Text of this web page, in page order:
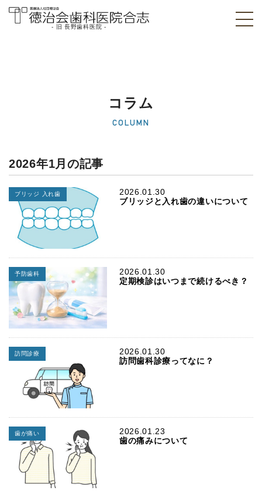
医院]｜熊本県合志
- 旧 長野歯科医院 -
コラム
COLUMN
2026年1月の記事
2026.01.30
ブリッジ 入れ歯
ブリッジと入れ歯の違いについて
2026.01.30
予防歯科
定期検診はいつまで続けるべき？
2026.01.30
訪問診療
訪問歯科診療ってなに？
2026.01.23
歯が痛い
歯の痛みについて